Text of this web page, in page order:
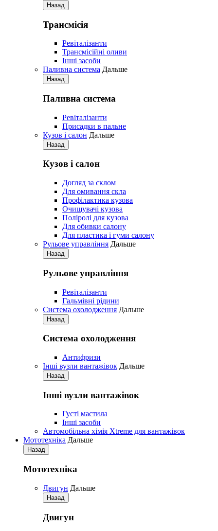
Назад
Трансмісія
Ревіталізанти
Трансмісійні оливи
Iнші засоби
Паливна система Дальше
Назад
Паливна система
Ревіталізанти
Присадки в пальне
Кузов і салон Дальше
Назад
Кузов і салон
Догляд за склом
Для омивання скла
Профілактика кузова
Очищувачі кузова
Поліролі для кузова
Для обивки салону
Для пластика і гуми салону
Рульове управління Дальше
Назад
Рульове управління
Ревіталізанти
Гальмівні рідини
Система охолодження Дальше
Назад
Система охолодження
Антифризи
Iнші вузли вантажівок Дальше
Назад
Iнші вузли вантажівок
Густі мастила
Iнші засоби
Автомобільна хімія Xtreme для вантажівок
Мототехніка Дальше
Назад
Мототехніка
Двигун Дальше
Назад
Двигун